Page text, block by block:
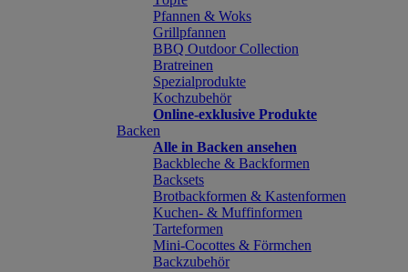
Pfannen & Woks
Grillpfannen
BBQ Outdoor Collection
Bratreinen
Spezialprodukte
Kochzubehör
Online-exklusive Produkte
Backen
Alle in Backen ansehen
Backbleche & Backformen
Backsets
Brotbackformen & Kastenformen
Kuchen- & Muffinformen
Tarteformen
Mini-Cocottes & Förmchen
Backzubehör